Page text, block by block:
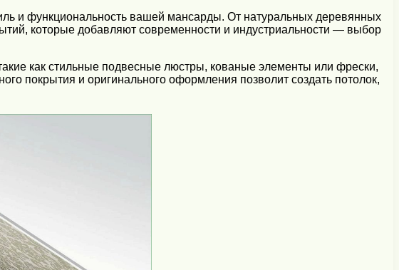
и функциональность вашей мансарды. От натуральных деревянных
которые добавляют современности и индустриальности — выбор
как стильные подвесные люстры, кованые элементы или фрески,
покрытия и оригинального оформления позволит создать потолок,